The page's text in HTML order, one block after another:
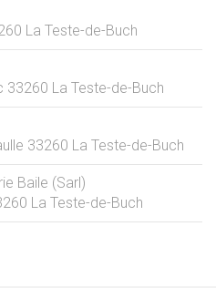
La Teste-de-Buch
33260 La Teste-de-Buch
33260 La Teste-de-Buch
Baile (Sarl)
La Teste-de-Buch